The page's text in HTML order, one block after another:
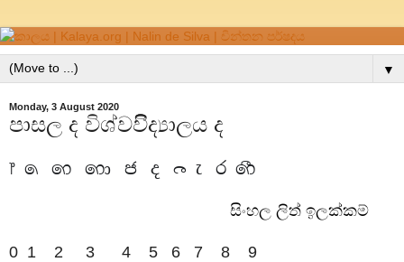
▼
Monday, 3 August 2020
පාසල ද විශ්වවිිද්‍යාලය ද
෦ ෧ ෨ ෩ ෪ ෫ ෬ ෭ ෮ ෯
සිංහල ලිත් ඉලක්කම්
0 1 2 3 4 5 6 7 8 9